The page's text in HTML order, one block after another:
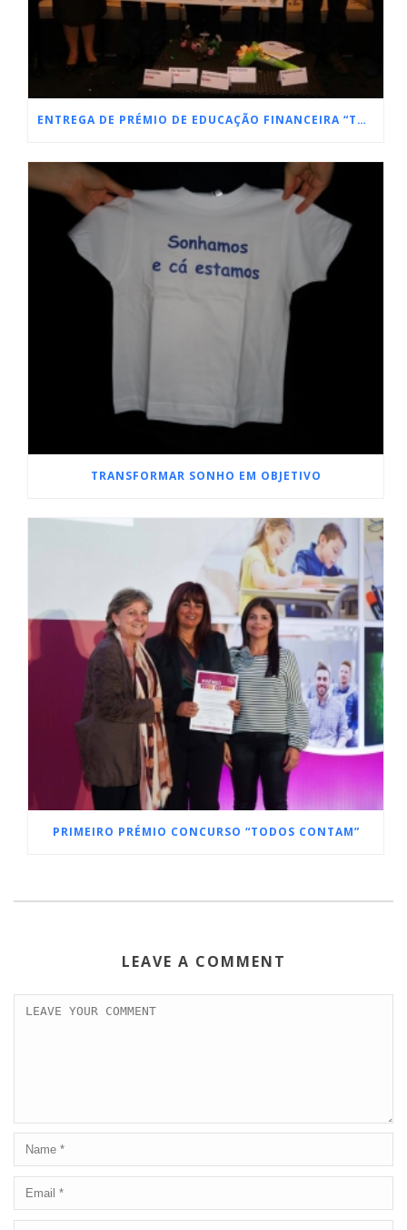
ENTREGA DE PRÉMIO DE EDUCAÇÃO FINANCEIRA “TODOS CONTAM”
TRANSFORMAR SONHO EM OBJETIVO
PRIMEIRO PRÉMIO CONCURSO “TODOS CONTAM”
LEAVE A COMMENT